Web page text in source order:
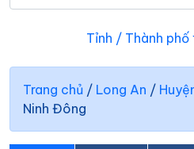
Tỉnh / Thành phố
Trang chủ / Long An /
Ninh Đông